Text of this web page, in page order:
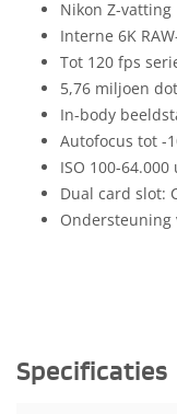
Nikon Z-vatting
Interne 6K
Tot 120 fps
5,76 miljoen
In-body
Autofocus tot -
ISO 100-
Dual card slot:
Ondersteuning
Specificaties